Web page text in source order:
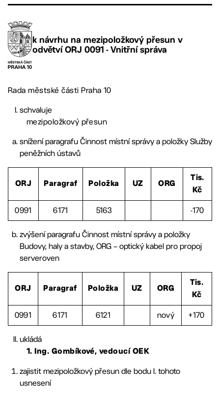
k návrhu na mezipoložkový přesun v
odvětví ORJ 0091 - Vnitřní správa
Rada městské části Praha 10
schvaluje
mezipoložkový přesun
snížení paragrafu Činnost místní správy a položky Služby
peněžních ústavů
ORJ Paragraf Položka UZ ORG
Tis.
Kč
0991 6171 5163 -170
zvýšení paragrafu Činnost místní správy a položky
Budovy, haly a stavby, ORG – optický kabel pro propoj
serveroven
ORJ Paragraf Položka UZ ORG
Tis.
Kč
0991 6171 6121 nový +170
ukládá
1. Ing. Gombíkové, vedoucí OEK
zajistit mezipoložkový přesun dle bodu I. tohoto
usnesení